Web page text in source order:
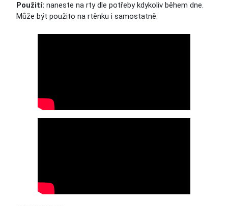
Použití: naneste na rty dle potřeby kdykoliv během dne.
Může být použito na rtěnku i samostatně.